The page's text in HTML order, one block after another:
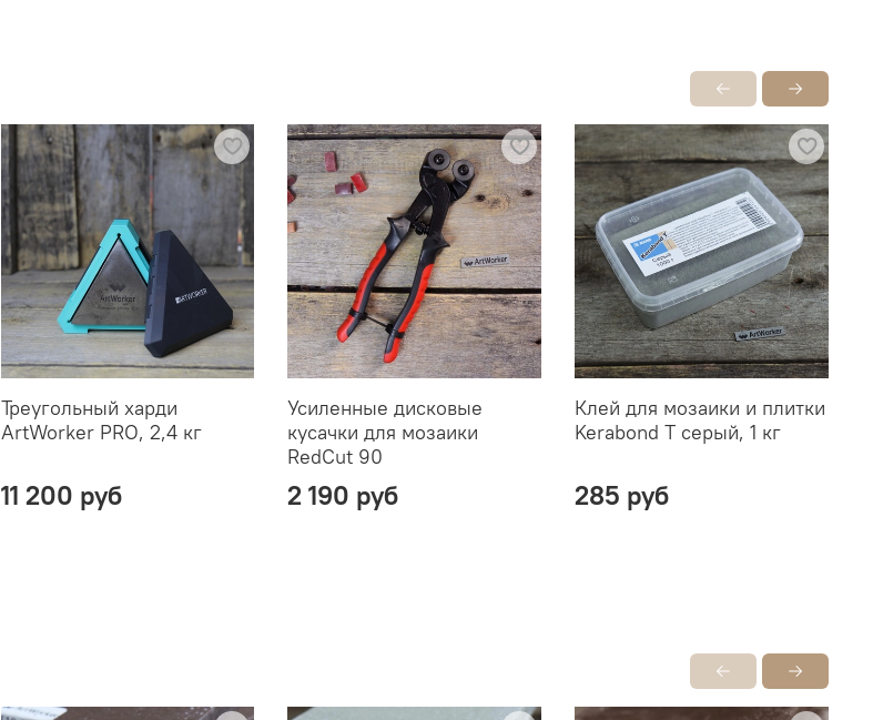
Треугольный харди
ArtWorker PRO, 2,4 кг
11 200 руб
Усиленные дисковые
кусачки для мозаики
RedCut 90
2 190 руб
Клей для мозаики и плитки
Kerabond T серый, 1 кг
285 руб